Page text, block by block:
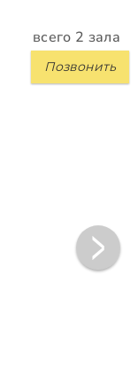
всего 2 зала
Позвонить